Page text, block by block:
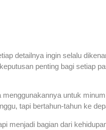
detailnya ingin selalu
penting bagi setiap
untuk
tapi bertahun-tahun ke
menjadi bagian dari